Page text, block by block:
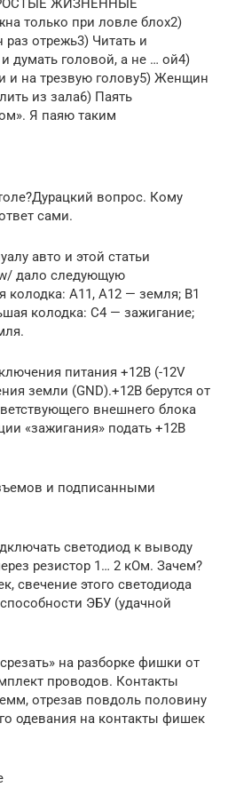
ЖИЗНЕННЫЕ
только при ловле блох2)
отрежь3) Читать и
думать головой, а не … ой4)
и на трезвую голову5) Женщин
из зала6) Паять
Я паяю таким
вопрос. Кому
сами.
авто и этой статьи
дало следующую
A11, A12 — земля; B1
колодка: C4 — зажигание;
питания +12В (-12V
земли (GND).+12В берутся от
внешнего блока
«зажигания» подать +12В
и подписанными
светодиод к выводу
резистор 1… 2 кОм. Зачем?
свечение этого светодиода
ЭБУ (удачной
на разборке фишки от
проводов. Контакты
отрезав повдоль половину
одевания на контакты фишек